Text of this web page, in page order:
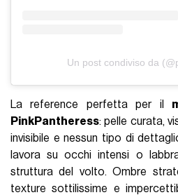
Un post condiviso da
La reference perfetta per il
PinkPantheress: pelle curata,
invisibile e nessun tipo di
lavora su occhi intensi o
struttura del volto. Ombre
texture sottilissime e